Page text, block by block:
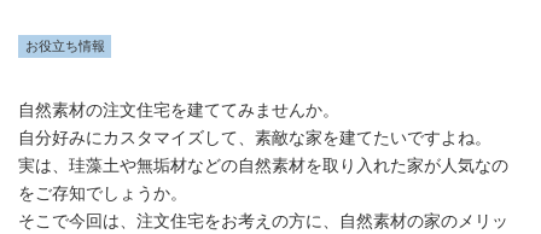
お役立ち情報
自然素材の注文住宅を建ててみませんか。
自分好みにカスタマイズして、素敵な家を建てたいですよね。
実は、珪藻土や無垢材などの自然素材を取り入れた家が人気なの
をご存知でしょうか。
そこで今回は、注文住宅をお考えの方に、自然素材の家のメリッ